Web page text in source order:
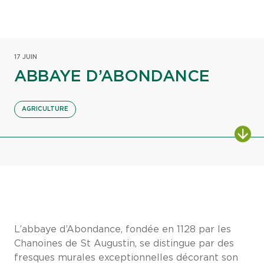
17 JUIN
ABBAYE D’ABONDANCE
AGRICULTURE
L’abbaye d’Abondance, fondée en 1128 par les
Chanoines de St Augustin, se distingue par des
fresques murales exceptionnelles décorant son